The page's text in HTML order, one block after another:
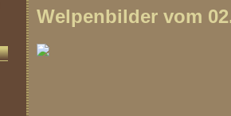
Welpenbilder vom